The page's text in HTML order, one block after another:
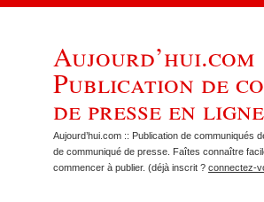
Aujourd’hui.com
Publication de
de presse en ligne
Aujourd’hui.com :: Publication de communiqués
de communiqué de presse. Faîtes connaître
commencer à publier. (déjà inscrit ? connectez-